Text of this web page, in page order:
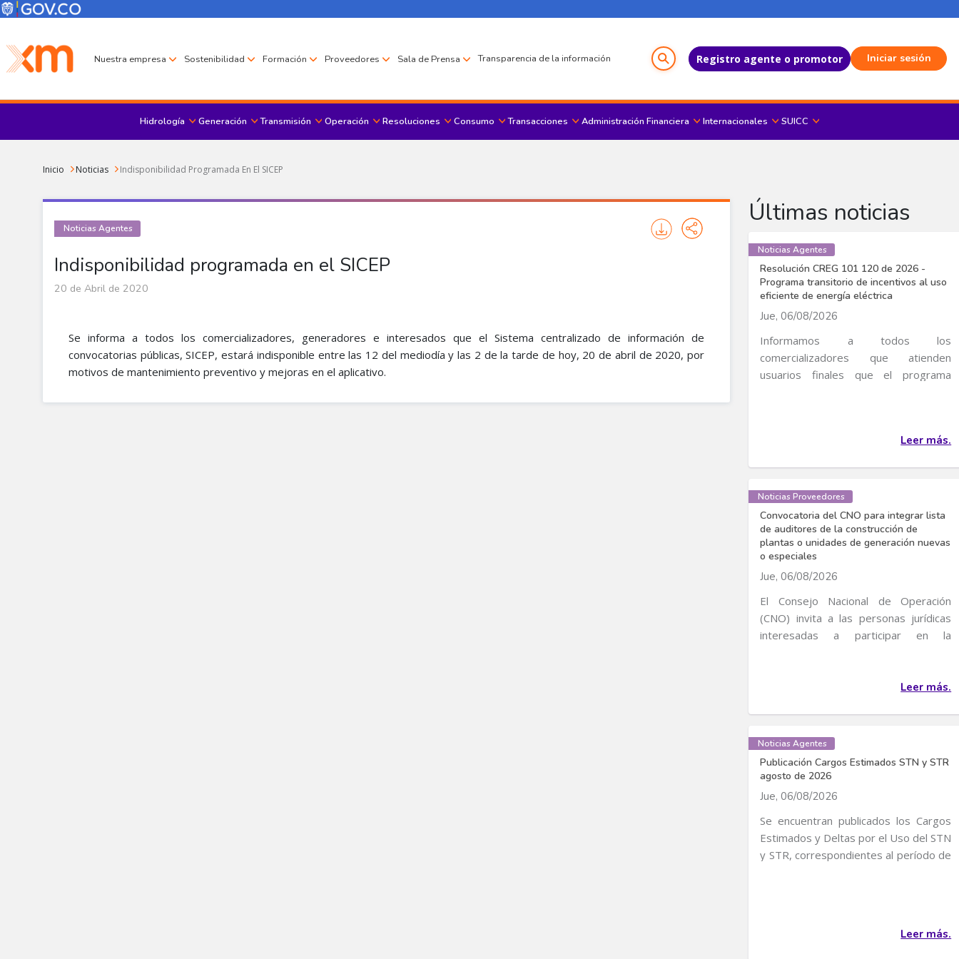
Pasar al contenido principal
Menú Corporativo
Menú de encabezado
Nuestra empresa Sostenibilidad Formación Proveedores Sala de Prensa Transparencia de la información Registro agente o promotor Iniciar sesión
Menu principal
Hidrología Generación Transmisión Operación Resoluciones Consumo Transacciones Administración Financiera Internacionales SUICC
Sobrescribir enlaces de ayuda a la navegación
Inicio Noticias Indisponibilidad Programada En El SICEP
Indisponibilidad programada en el SICEP
Noticias Agentes
20 de Abril de 2020
Se informa a todos los comercializadores, generadores e interesados que el Sistema centralizado de información de
convocatorias públicas, SICEP, estará indisponible entre las 12 del mediodía y las 2 de la tarde de hoy, 20 de abril de 2020, por
motivos de mantenimiento preventivo y mejoras en el aplicativo.
Últimas noticias
Noticias Agentes
Resolución CREG 101 120 de 2026 -
Programa transitorio de incentivos al uso
eficiente de energía eléctrica
Jue, 06/08/2026
Informamos a todos los
comercializadores que atienden
usuarios finales que el programa
Leer más.
Noticias Proveedores
Convocatoria del CNO para integrar lista
de auditores de la construcción de
plantas o unidades de generación nuevas
o especiales
Jue, 06/08/2026
El Consejo Nacional de Operación
(CNO) invita a las personas jurídicas
interesadas a participar en la
Leer más.
Noticias Agentes
Publicación Cargos Estimados STN y STR
agosto de 2026
Jue, 06/08/2026
Se encuentran publicados los Cargos
Estimados y Deltas por el Uso del STN
y STR, correspondientes al período de
Leer más.